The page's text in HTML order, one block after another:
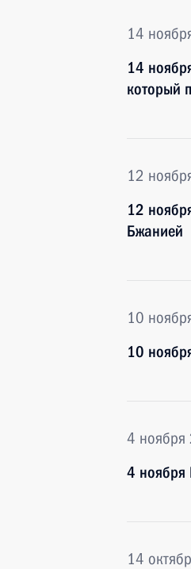
14
14
который
12
12
Бжанией
10
10
4 ноября
4 ноября
14